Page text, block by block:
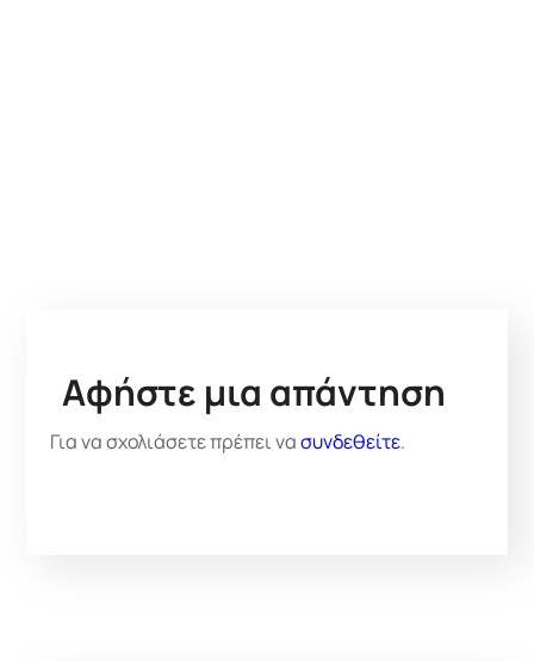
Αφήστε μια απάντηση
Για να σχολιάσετε πρέπει νασυνδεθείτε.